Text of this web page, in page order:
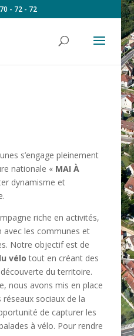
- 72 - 72
s’engage pleinement
nationale « MAI À
dynamisme et
riche en activités,
avec les communes et
Notre objectif est de
vélo tout en créant des
du territoire.
nous avons mis en place
réseaux sociaux de la
de capturer les
à vélo. Pour rendre